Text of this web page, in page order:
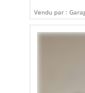
Vendu par :